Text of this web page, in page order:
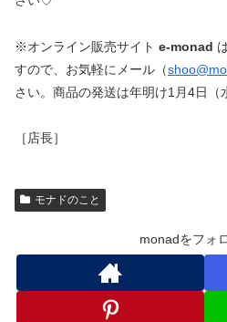
※オンライン販売サイト e-monad
すので、お気軽にメール（
さい。商品の発送は年明け1月4日（
［店長］
モナドのこと
monadをフォ